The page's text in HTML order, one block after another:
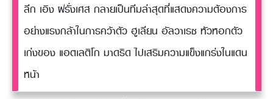
ลีก เอิง ฝรั่งเศส กลายเป็นทีมล่าสุดที่แสดงความต้องการ
อย่างแรงกล้าในการคว้าตัว ฮูเลียน อัลวาเรซ หัวหอกตัว
เก่งของ แอตเลติโก มาดริด ไปเสริมความแข็งแกร่งในแดน
หน้า